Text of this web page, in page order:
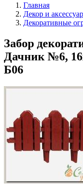
Главная
Декор и
Декоративные
Забор
Дачник №6,
Б06